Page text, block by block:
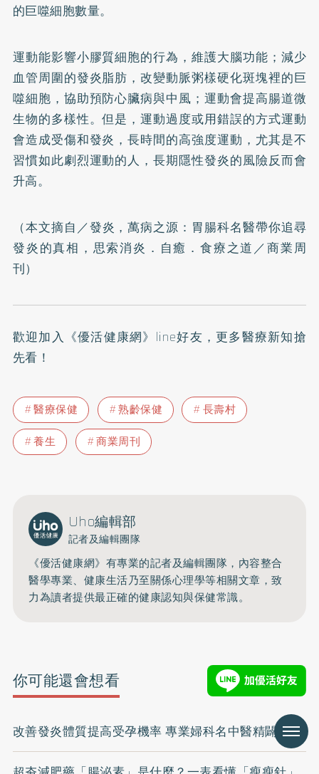
的巨噬細胞數量。
運動能影響小膠質細胞的行為，維護大腦功能；減少
血管周圍的發炎脂肪，改變動脈粥樣硬化斑塊裡的巨
噬細胞，協助預防心臟病與中風；運動會提高腸道微
生物的多樣性。但是，運動過度或用錯誤的方式運動
會造成受傷和發炎，長時間的高強度運動，尤其是不
習慣如此劇烈運動的人，長期隱性發炎的風險反而會
升高。
（本文摘自／發炎，萬病之源：胃腸科名醫帶你追尋
發炎的真相，思索消炎．自癒．食療之道／商業周
刊）
歡迎加入 《優活健康網》line好友 ，更多醫療新知搶
先看！
醫療保健 熟齡保健
長壽村
養生
商業周刊
Uho編輯部
記者及編輯團隊
《優活健康網》有專業的記者及編輯團隊，內容整合
醫學專業、健康生活乃至關係心理學等相關文章，致
力為讀者提供最正確的健康認知與保健常識。
你可能還會想看
改善發炎體質提高受孕機率 專業婦科名中醫精闢解析
Menu